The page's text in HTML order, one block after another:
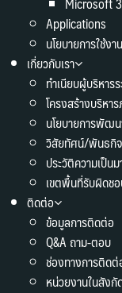
Applications
นโยบายการใช้งา
เกี่ยวกับเรา
ทำเนียบผู้บริหาร
โครงสร้างบริหา
นโยบายการพัฒ
วิสัยทัศน์/พันธกิ
ประวัติความเป็น
เขตพื้นที่รับผิดช
ติดต่อ
ข้อมูลการติดต่อ
Q&A ถาม-ตอบ
ช่องทางการติด
หน่วยงานในสัง